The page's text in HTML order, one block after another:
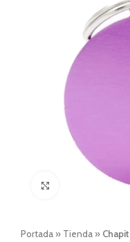
Click to enlarge
Portada » Tienda »